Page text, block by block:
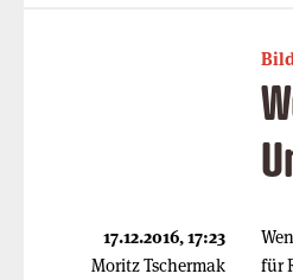
für
17.12.2016, 17:23
Moritz Tschermak